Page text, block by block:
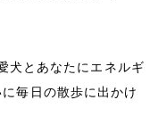
犬とあなたにエネルギ
毎日の散歩に出かけ